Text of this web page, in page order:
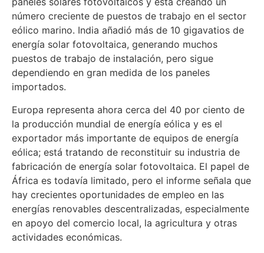
número creciente de puestos de trabajo en el sector
eólico marino. India añadió más de 10 gigavatios de
energía solar fotovoltaica, generando muchos
puestos de trabajo de instalación, pero sigue
dependiendo en gran medida de los paneles
importados.
Europa representa ahora cerca del 40 por ciento de
la producción mundial de energía eólica y es el
exportador más importante de equipos de energía
eólica; está tratando de reconstituir su industria de
fabricación de energía solar fotovoltaica. El papel de
África es todavía limitado, pero el informe señala que
hay crecientes oportunidades de empleo en las
energías renovables descentralizadas, especialmente
en apoyo del comercio local, la agricultura y otras
actividades económicas.